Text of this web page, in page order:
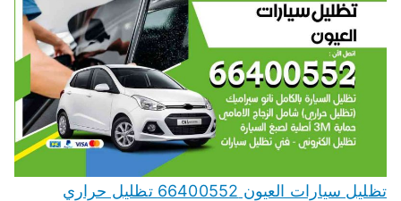
تظليل سيارات العيون 66400552 تظليل حراري